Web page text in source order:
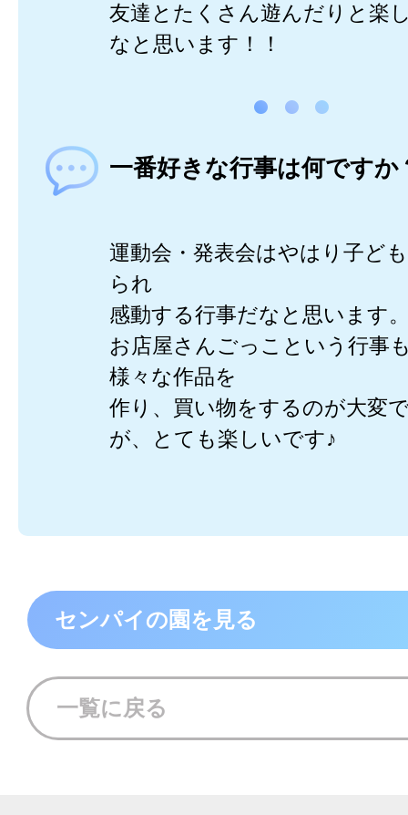
友達とたくさん遊んだりと楽
なと思います！！
一番好きな行事は何ですか
運動会・発表会はやはり子ど
られ
感動する行事だなと思います
お店屋さんごっこという行事
様々な作品を
作り、買い物をするのが大変
が、とても楽しいです♪
センパイの園を見る
一覧に戻る